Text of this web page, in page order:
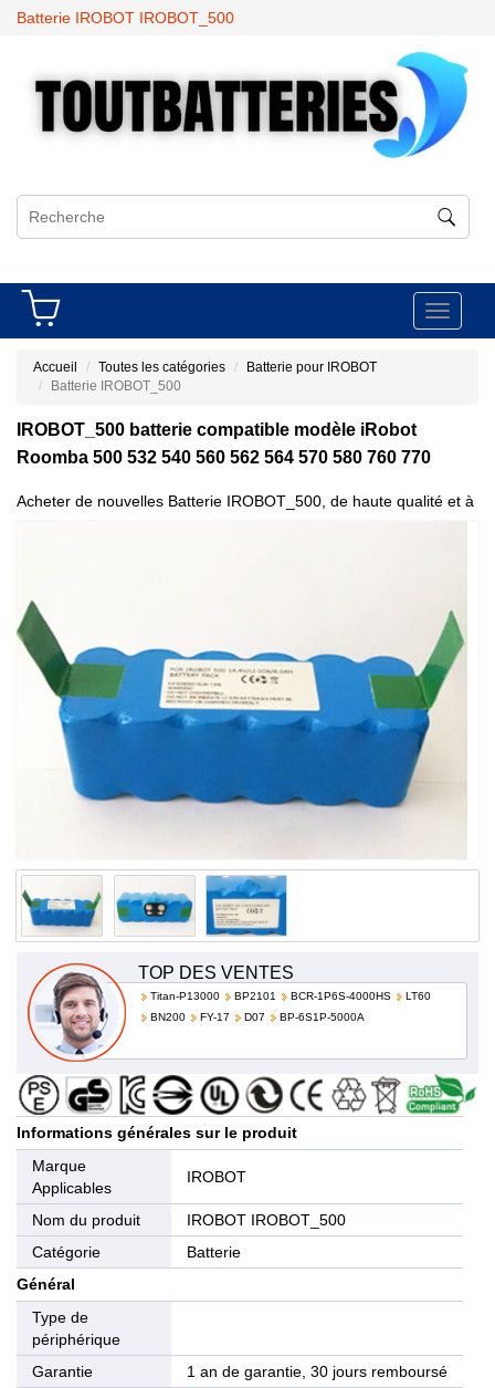
Batterie IROBOT IROBOT_500
Toggle
Accueil Toutes les catégories
Batterie pour IROBOT
Batterie IROBOT_500
IROBOT_500 batterie compatible modèle iRobot
Roomba 500 532 540 560 562 564 570 580 760 770
Acheter de nouvelles Batterie IROBOT_500, de haute qualité et à
TOP DES VENTES
Titan-P13000 BP2101 BCR-1P6S-4000HS
LT60
BN200
FY-17 D07 BP-6S1P-5000A
Informations générales sur le produit
Marque
Applicables
IROBOT
Nom du produit
IROBOT IROBOT_500
Catégorie
Batterie
Général
Type de
périphérique
Garantie
1 an de garantie, 30 jours remboursé